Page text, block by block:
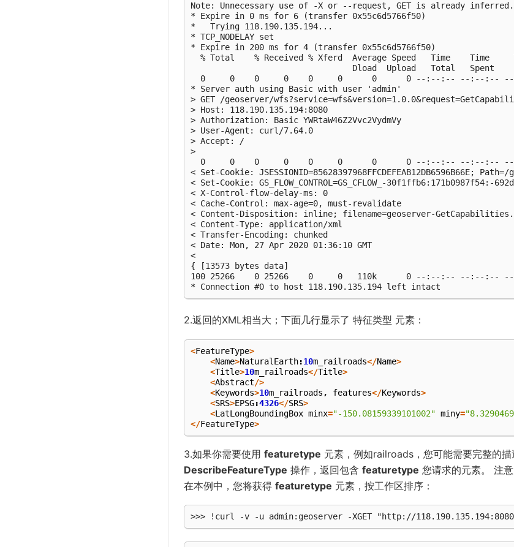
Note: Unnecessary use of -X or --request, GET is already inferred.
* Expire in 0 ms for 6 (transfer 0x55c6d5766f50)
*   Trying 118.190.135.194...
* TCP_NODELAY set
* Expire in 200 ms for 4 (transfer 0x55c6d5766f50)
% Total    % Received % Xferd  Average Speed   Time    Time
Dload  Upload   Total   Spent
0     0    0     0    0     0      0      0 --:--:-- --:--:--
* Server auth using Basic with user 'admin'
> GET /geoserver/
> Host: 118.190.135.194:8080
> Authorization: Basic YWRtaW46Z2Vvc2VydmVy
> User-Agent: curl/7.64.0
> Accept: /
>
0     0    0     0    0     0      0      0 --:--:-- --:--:--
< Set-Cookie: JSESSIONID=85628397968FFCDEFEAB12DB6596B66E;
< Set-Cookie: GS_FLOW_CONTROL=GS_CFLOW_-30f1ffb6:171b0987f54:-692d
< X-Control-flow-delay-ms: 0
< Cache-Control: max-age=0, must-revalidate
< Content-Disposition: inline; filename=geoserver-
< Content-Type: application/xml
< Transfer-Encoding: chunked
< Date: Mon, 27 Apr 2020 01:36:10 GMT
<
{ [13573 bytes data]
100 25266    0 25266    0     0   110k      0 --:--:-- --:--:--
* Connection #0 to host 118.190.135.194 left intact
2.返回的XML相当大；下面几行显示了 特征类型 元素：
<FeatureType>
<Name>NaturalEarth:10m_railroads</Name>
<Title>10m_railroads</Title>
<Abstract/>
<Keywords>10m_railroads , features</Keywords>
<SRS>EPSG:4326</SRS>
<LatLongBoundingBox minx="-150.08159339101002" miny=
</FeatureType>
3.如果你需要使用 featuretype 元素，例如railroads，您可能需要完整的
DescribeFeatureType 操作，返回包含 featuretype 您请求的元素。 注
在本例中，您将获得 featuretype 元素，按工作区排序：